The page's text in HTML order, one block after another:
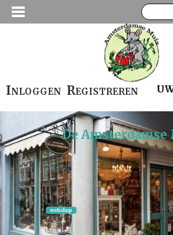
Inloggen Registreren
De Amsterdamse
webshop
Brixton
Brixton Pottery
Delfts Blauw
EMMA BRIDGEWATER